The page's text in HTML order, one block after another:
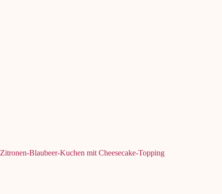
Zitronen-Blaubeer-Kuchen mit Cheesecake-Topping